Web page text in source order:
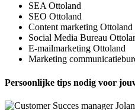
SEA Ottoland
SEO Ottoland
Content marketing Ottoland
Social Media Bureau
E-mailmarketing Ottoland
Marketing
Persoonlijke tips nodig voor